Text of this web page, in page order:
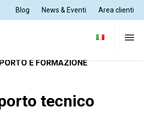
Blog News & Eventi Area clienti
E FORMAZIONE
tecnico